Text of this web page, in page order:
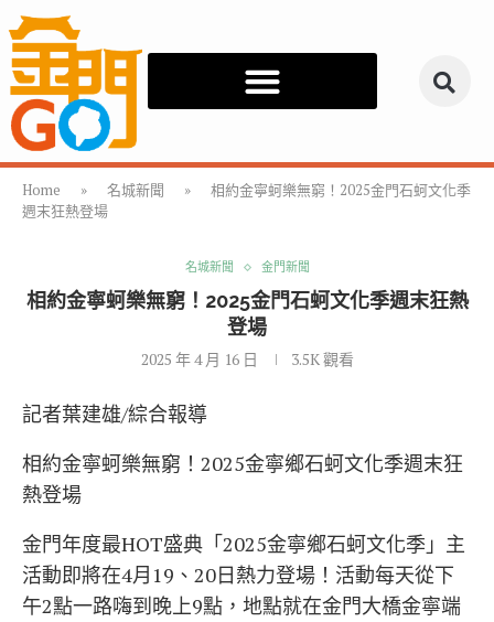
Home » 名城新聞 »
相約金寧蚵樂無窮！2025金門石蚵文化季
週末狂熱登場
名城新聞 金門新聞
相約金寧蚵樂無窮！2025金門石蚵文化季週末狂熱
登場
2025 年 4 月 16 日 3.5K觀看
記者葉建雄/綜合報導
相約金寧蚵樂無窮！2025金寧鄉石蚵文化季週末狂
熱登場
金門年度最HOT盛典「2025金寧鄉石蚵文化季」主
活動即將在4月19、20日熱力登場！活動每天從下
午2點一路嗨到晚上9點，地點就在金門大橋金寧端